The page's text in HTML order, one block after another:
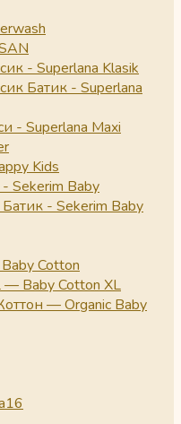
- Superlana Klasik
Батик - Superlana
- Superlana Maxi
Kids
Baby
- Sekerim Baby
Cotton
— Baby Cotton XL
— Organic Baby